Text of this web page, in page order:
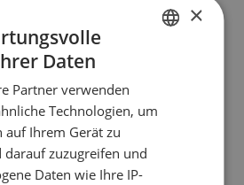
ohne
×
Daten
Partner verwenden
Technologien, um
Ihrem Gerät zu
darauf zuzugreifen und
Daten wie Ihre IP-